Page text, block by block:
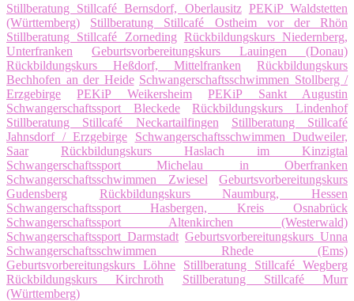
Stillberatung Stillcafé Bernsdorf, Oberlausitz PEKiP Waldstetten
(Württemberg)
Stillberatung Stillcafé Ostheim vor der Rhön
Stillberatung Stillcafé Zorneding Rückbildungskurs Niedernberg,
Unterfranken
Geburtsvorbereitungskurs Lauingen (Donau)
Rückbildungskurs Heßdorf, Mittelfranken
Rückbildungskurs
Bechhofen an der Heide Schwangerschaftsschwimmen Stollberg /
Erzgebirge
PEKiP Weikersheim
PEKiP Sankt Augustin
Schwangerschaftssport Bleckede
Rückbildungskurs Lindenhof
Stillberatung Stillcafé Neckartailfingen
Stillberatung Stillcafé
Jahnsdorf / Erzgebirge
Schwangerschaftsschwimmen Dudweiler,
Saar
Rückbildungskurs Haslach im Kinzigtal
Schwangerschaftssport Michelau in Oberfranken
Schwangerschaftsschwimmen Zwiesel
Geburtsvorbereitungskurs
Gudensberg
Rückbildungskurs Naumburg, Hessen
Schwangerschaftssport Hasbergen, Kreis Osnabrück
Schwangerschaftssport Altenkirchen (Westerwald)
Schwangerschaftssport Darmstadt Geburtsvorbereitungskurs Unna
Schwangerschaftsschwimmen Rhede (Ems)
Geburtsvorbereitungskurs Löhne
Stillberatung Stillcafé Wegberg
Rückbildungskurs Kirchroth
Stillberatung Stillcafé Murr
(Württemberg)